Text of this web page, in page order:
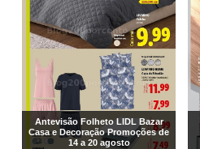
Antevisão Folheto LIDL Bazar
Casa e Decoração Promoções de
14 a 20 agosto